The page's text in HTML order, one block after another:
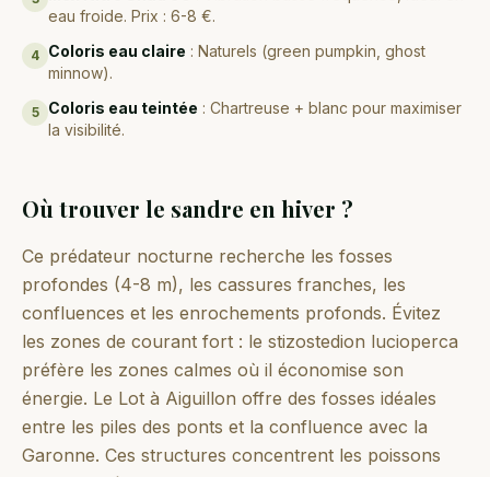
eau froide. Prix : 6-8 €.
4 Coloris eau claire : Naturels (green pumpkin, ghost
minnow).
5 Coloris eau teintée : Chartreuse + blanc pour maximiser
la visibilité.
Où trouver le sandre en hiver ?
Ce prédateur nocturne recherche les fosses
profondes (4-8 m), les cassures franches, les
confluences et les enrochements profonds. Évitez
les zones de courant fort : le stizostedion lucioperca
préfère les zones calmes où il économise son
énergie. Le Lot à Aiguillon offre des fosses idéales
entre les piles des ponts et la confluence avec la
Garonne. Ces structures concentrent les poissons